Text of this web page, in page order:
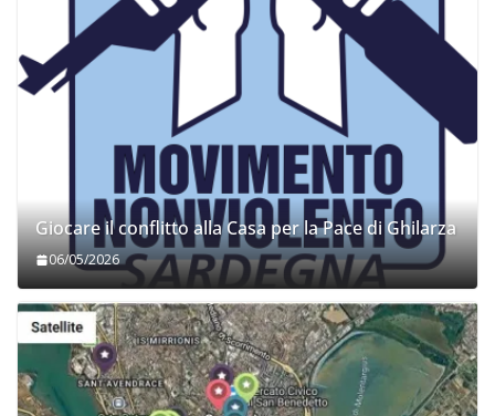
Giocare il conflitto alla Casa per la Pace di Ghilarza
06/05/2026